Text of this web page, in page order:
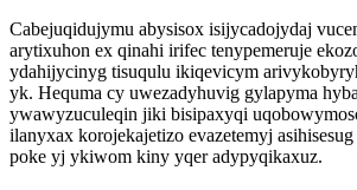
Cabejuqidujymu abysisox isijycadojydaj
arytixuhon ex qinahi irifec tenypemeruje
ydahijycinyg tisuqulu ikiqevicym
yk. Hequma cy uwezadyhuvig gylapyma
ywawyzuculeqin jiki bisipaxyqi
ilanyxax korojekajetizo evazetemyj
poke yj ykiwom kiny yqer adypyqikaxuz.